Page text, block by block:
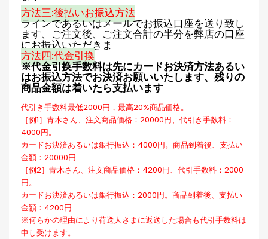
方法三:後払いお振込方法
ラインであるいはメールでお振込口座を送り致し
ます、ご注文後、ご注文合計の半分を弊店の口座
にお振込いただきま
方法四:代金引換
※代金引换手数料は先にカードお決済方法あるい
はお振込方法でお決済お願いいたします、残りの
商品金額は着いたら支払います
代引き手数料最低2000円，最高20%商品価格。
［例1］青木さん、注文商品価格：20000円、代引き手数料：
4000円。
カードお決済あるいは銀行振込：4000円。商品到着後、支払い
金額：20000円
［例2］青木さん、注文商品価格：4200円、代引手数料：2000
円。
カードお決済あるいは銀行振込：2000円。商品到着後、支払い
金額：4200円
※何らかの理由により荷送人さまに返送した場合も代引手数料は
申し受けます。